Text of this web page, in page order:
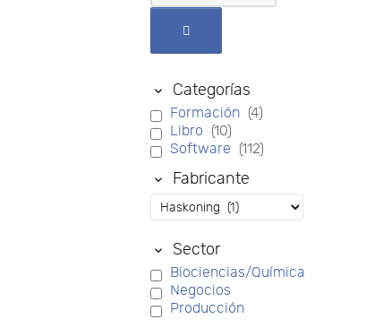
Categorías
Formación (4)
Libro (10)
Software (112)
Fabricante
Sector
Biociencias/Química
Negocios
Producción